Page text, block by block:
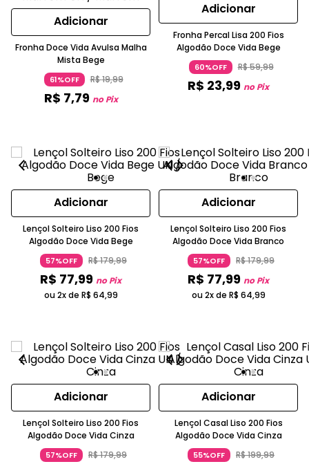
Adicionar
Fronha Doce Vida Avulsa Malha
Mista Bege
61%OFF R$19,99
R$ 7,79 no Pix
Adicionar
Fronha Percal Lisa 200 Fios
Algodão Doce Vida Bege
60%OFF R$59,99
R$ 23,99 no Pix
Adicionar
Lençol Solteiro Liso 200 Fios
Algodão Doce Vida Bege
57%OFF R$179,99
R$ 77,99 no Pix
ou 2x de R$ 64,99
Adicionar
Lençol Solteiro Liso 200 Fios
Algodão Doce Vida Branco
57%OFF R$179,99
R$ 77,99 no Pix
ou 2x de R$ 64,99
Adicionar
Lençol Solteiro Liso 200 Fios
Algodão Doce Vida Cinza
57%OFF R$179,99
Adicionar
Lençol Casal Liso 200 Fios
Algodão Doce Vida Cinza
55%OFF R$199,99